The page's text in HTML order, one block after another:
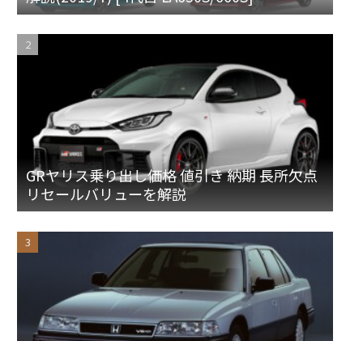
GRヤリス乗り出し価格 値引き 納期 長所欠点
リセールバリューを解説